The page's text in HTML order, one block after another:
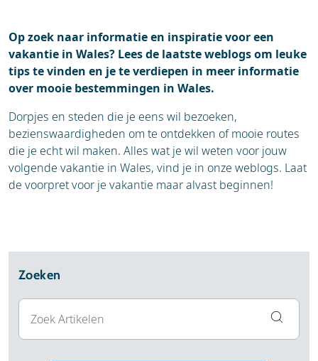
Op zoek naar informatie en inspiratie voor een
vakantie in Wales? Lees de laatste weblogs om leuke
tips te vinden en je te verdiepen in meer informatie
over mooie bestemmingen in Wales.
Dorpjes en steden die je eens wil bezoeken,
bezienswaardigheden om te ontdekken of mooie routes
die je echt wil maken. Alles wat je wil weten voor jouw
volgende vakantie in Wales, vind je in onze weblogs. Laat
de voorpret voor je vakantie maar alvast beginnen!
Zoeken